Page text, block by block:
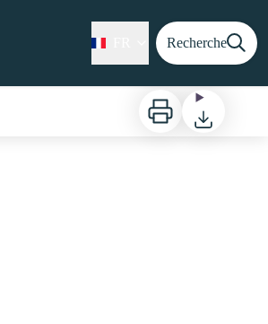
Recherche
Imprimer Télécharger